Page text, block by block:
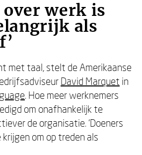
over werk is
als
met taal, stelt de Amerikaanse
David Marquet in
. Hoe meer werknemers
om onafhankelijk te
de organisatie. ‘Doeners
om op treden als